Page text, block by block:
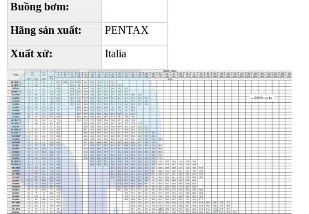
Buồng bơm:
Hãng sản xuất:
PENTAX
Xuất xứ:
Italia